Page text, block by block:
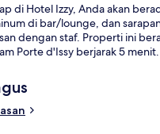
di Hotel Izzy, Anda akan
di bar/lounge, dan
dengan staf. Properti ini
Porte d'Issy berjarak 5 menit.